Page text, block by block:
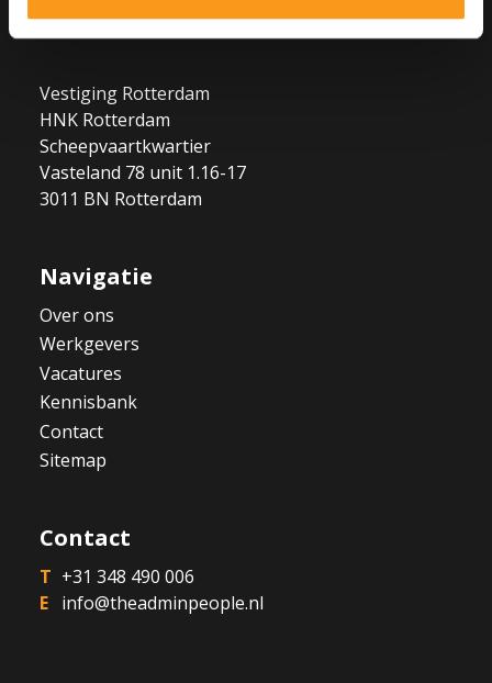
Vestiging Rotterdam
HNK Rotterdam
Scheepvaartkwartier
Vasteland 78 unit 1.16-17
3011 BN Rotterdam
Navigatie
Over ons
Werkgevers
Vacatures
Kennisbank
Contact
Sitemap
Contact
+31 348 490 006
info@theadminpeople.nl